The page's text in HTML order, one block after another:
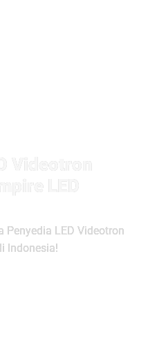
Videotron
LED
Penyedia LED Videotron
Indonesia!